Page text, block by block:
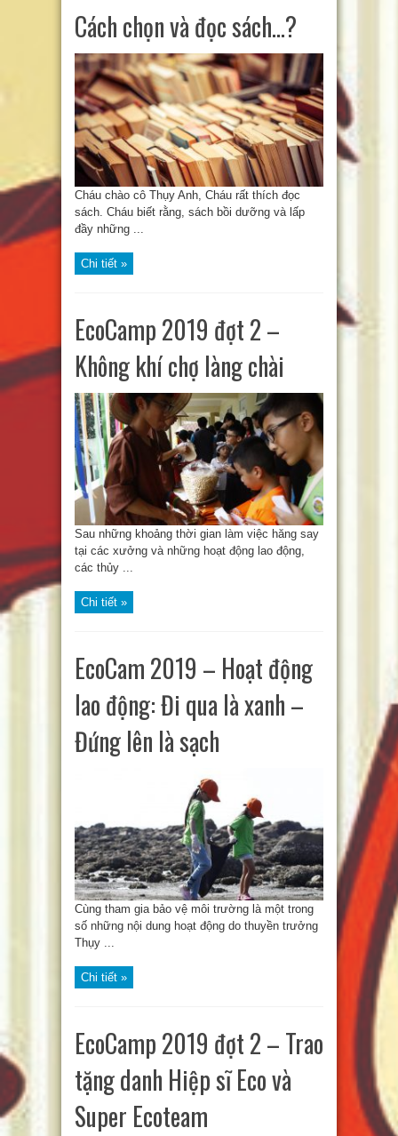
Cách chọn và đọc sách…?
Cháu chào cô Thụy Anh, Cháu rất thích đọc
sách. Cháu biết rằng, sách bồi dưỡng và lấp
đầy những ...
Chi tiết »
EcoCamp 2019 đợt 2 –
Không khí chợ làng chài
Sau những khoảng thời gian làm việc hăng say
tại các xưởng và những hoạt động lao động,
các thủy ...
Chi tiết »
EcoCam 2019 – Hoạt động
lao động: Đi qua là xanh –
Đứng lên là sạch
Cùng tham gia bảo vệ môi trường là một trong
số những nội dung hoạt động do thuyền trưởng
Thụy ...
Chi tiết »
EcoCamp 2019 đợt 2 – Trao
tặng danh Hiệp sĩ Eco và
Super Ecoteam